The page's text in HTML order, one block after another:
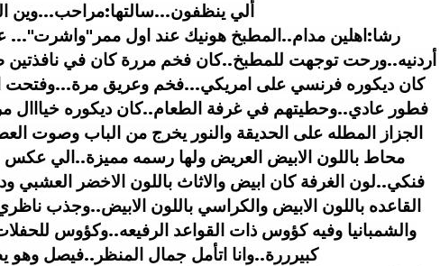
ألي ينظفون...سالتها:مراحب...وين
رشا:اهلين مدام..المطبخ هونيك عند اول ممر"واشرت"...
أردنيه..ورحت توجهت للمطبخ..كان فخم مررة كان في نافذتين
كان ديكوره فرنسي على امريكي...فخم وعريق
فطور عادي..وحطيتهم في غرفة الطعام..كان ديكوره خيااال
الجزاز المطله على الحديقة والنور يخرج من الباب وصوت
محاط باللون الابيض العريض ولها رسمه مميزة..الي عكس
فنكي..لون الغرفة كان ابيض والاثاث باللون الاخضر العشبي
القاعده باللون الابيض والكراسي باللون الابيض..وجذب
والشمبانيا وفيه كؤوس ذات القواعد الرفيعه..وكؤوس
كبيرررة..وانا اتأمل جمال المنظر..فيصل وهو